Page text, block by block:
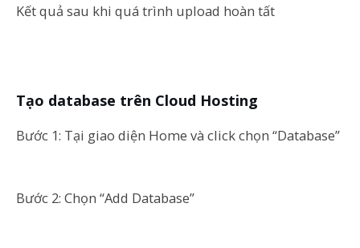
Kết quả sau khi quá trình upload hoàn tất
Tạo database trên Cloud Hosting
Bước 1: Tại giao diện Home và click chọn “Database”
Bước 2: Chọn “Add Database”